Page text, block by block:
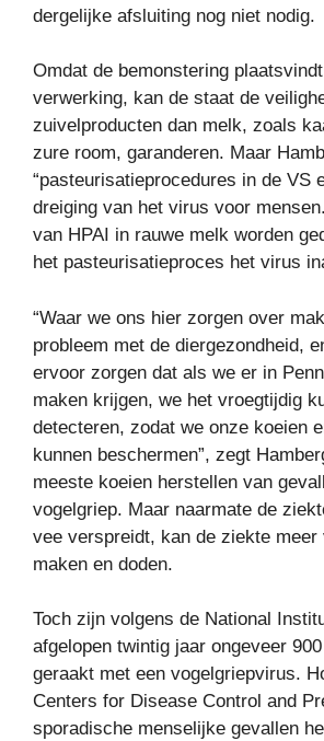
dergelijke afsluiting nog niet nodig.
Omdat de bemonstering
verwerking, kan de staat de
zuivelproducten dan melk, zoals
zure room, garanderen. Maar
“pasteurisatieprocedures in de VS
dreiging van het virus voor
van HPAI in rauwe melk worden
het pasteurisatieproces het virus
“Waar we ons hier zorgen over
probleem met de diergezondheid,
ervoor zorgen dat als we er in
maken krijgen, we het vroegtijdig
detecteren, zodat we onze koeien
kunnen beschermen”, zegt
meeste koeien herstellen van
vogelgriep. Maar naarmate de
vee verspreidt, kan de ziekte meer
maken en doden.
Toch zijn volgens de National
afgelopen twintig jaar ongeveer
geraakt met een vogelgriepvirus.
Centers for Disease Control and
sporadische menselijke gevallen